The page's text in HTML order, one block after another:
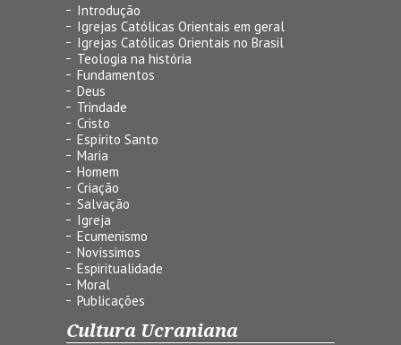
Introdução
Igrejas Católicas Orientais em geral
Igrejas Católicas Orientais no Brasil
Teologia na história
Fundamentos
Deus
Trindade
Cristo
Espírito Santo
Maria
Homem
Criação
Salvação
Igreja
Ecumenismo
Novíssimos
Espiritualidade
Moral
Publicações
Cultura Ucraniana